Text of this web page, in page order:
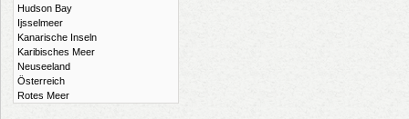
Hudson Bay
Ijsselmeer
Kanarische Inseln
Karibisches Meer
Neuseeland
Österreich
Rotes Meer